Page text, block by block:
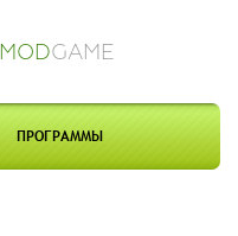
MODGAME
ПРОГРАММЫ